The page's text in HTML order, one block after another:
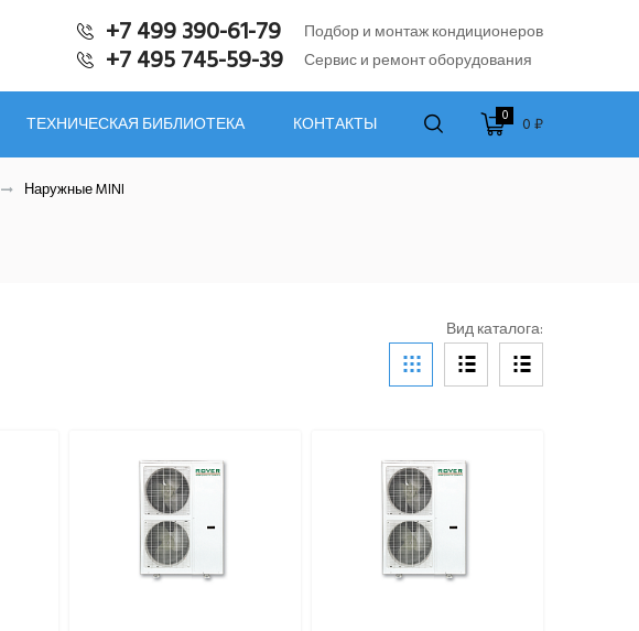
+7 499 390-61-79 Подбор и монтаж кондиционеров
+7 495 745-59-39 Сервис и ремонт оборудования
ТЕХНИЧЕСКАЯ БИБЛИОТЕКА КОНТАКТЫ 0 0 ₽
Наружные MINI
Вид каталога: